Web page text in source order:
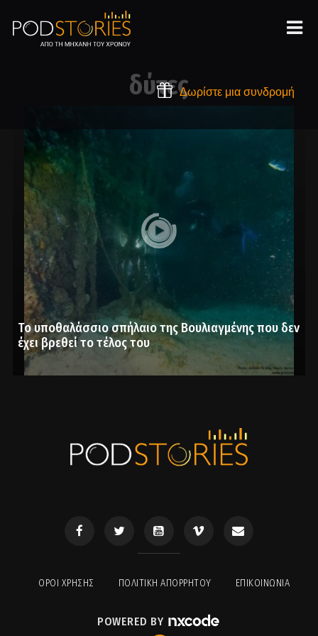
Δωρίστε μια συνδρομή
δύτες
Το υποθαλάσσιο σπήλαιο της Βουλιαγμένης που δεν
έχει βρεθεί το τέλος του
ΟΡΟΙ ΧΡΉΣΗΣ ΠΟΛΙΤΙΚΉ ΑΠΟΡΡΉΤΟΥ ΕΠΙΚΟΙΝΩΝΊΑ
POWERED BY